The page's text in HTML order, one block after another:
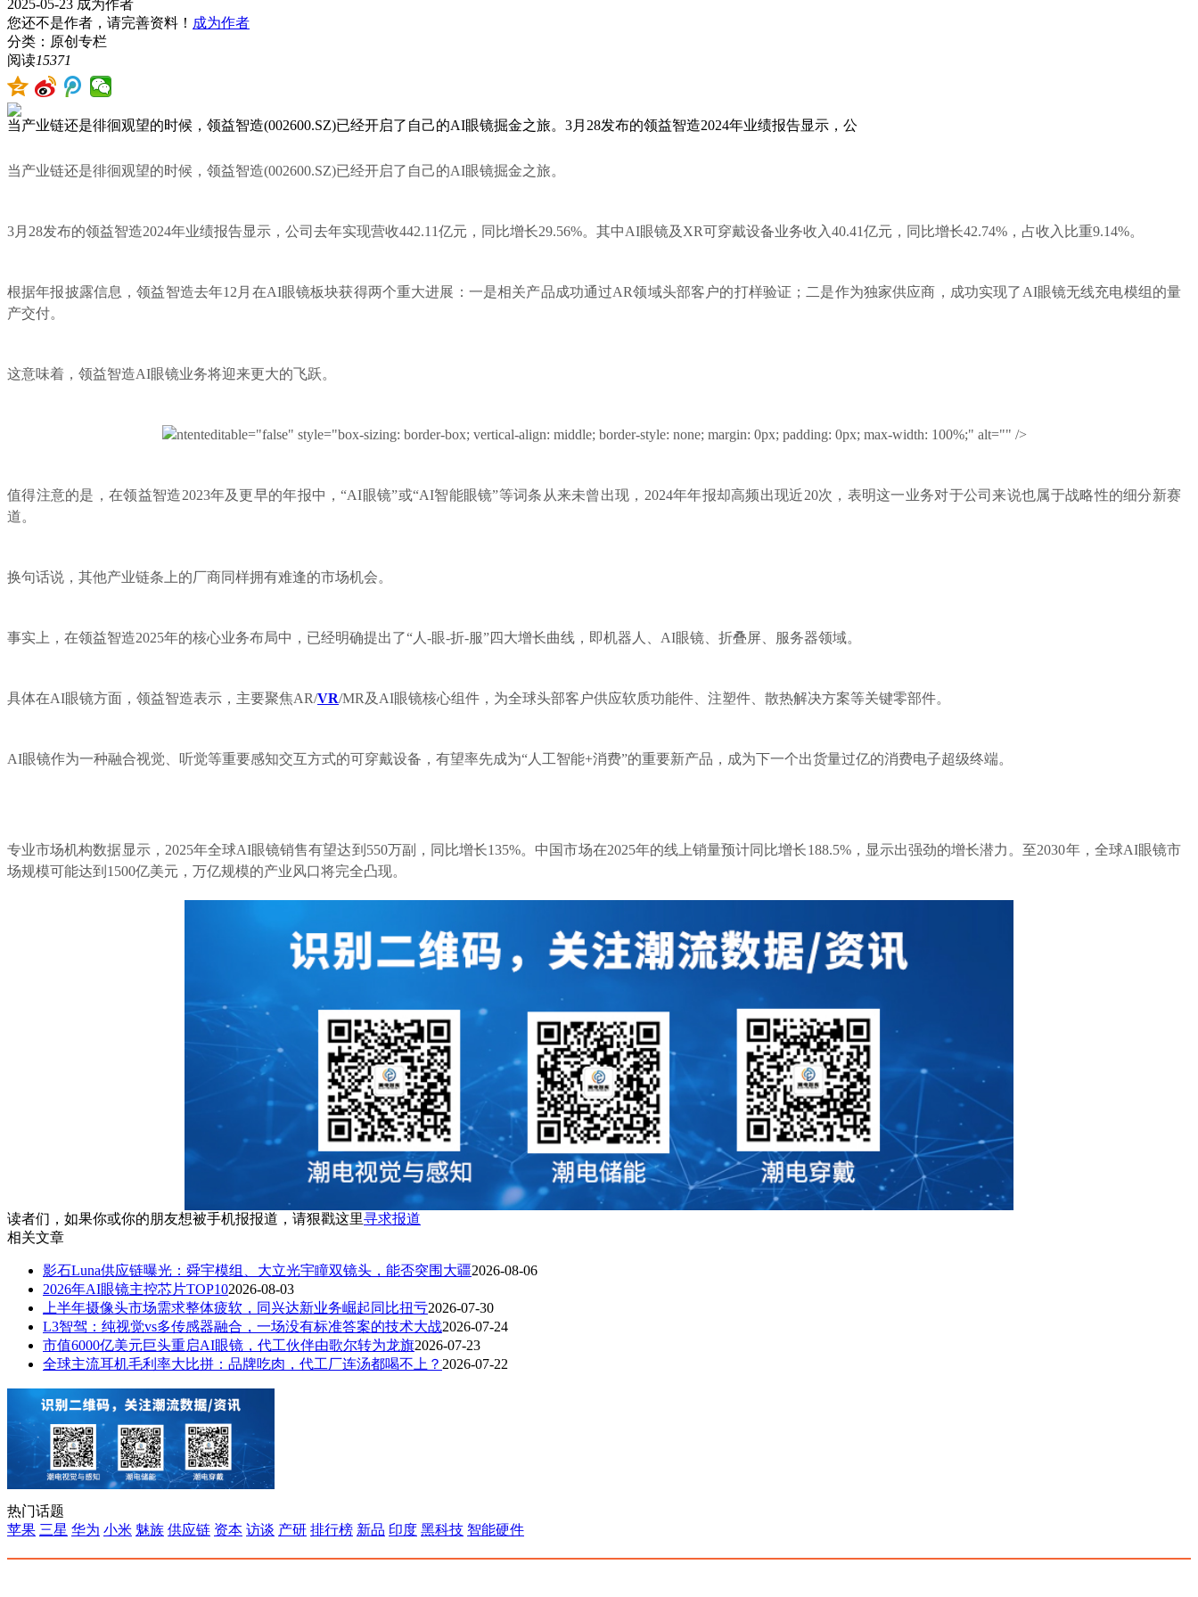
2025-05-23 成为作者
您还不是作者，请完善资料！ 成为作者
分类：原创专栏
阅读15371
当产业链还是徘徊观望的时候，领益智造(002600.SZ)已经开启了自己的AI眼镜掘金之旅。3月28发布的领益智造2024年业绩报告显示，公
当产业链还是徘徊观望的时候，领益智造(002600.SZ)已经开启了自己的AI眼镜掘金之旅。
3月28发布的领益智造2024年业绩报告显示，公司去年实现营收442.11亿元，同比增长29.56%。其中AI眼镜及XR可穿戴设备业务收入40.41亿元，同比增长42.74%，占收入比重9.14%。
根据年报披露信息，领益智造去年12月在AI眼镜板块获得两个重大进展：一是相关产品成功通过AR领域头部客户的打样验证；二是作为独家供应商，成功实现了AI眼镜无线充电模组的量
产交付。
这意味着，领益智造AI眼镜业务将迎来更大的飞跃。
ntenteditable="false" style="box-sizing: border-box; vertical-align: middle; border-style: none; margin: 0px; padding: 0px; max-width: 100%;" alt="" />
值得注意的是，在领益智造2023年及更早的年报中，“AI眼镜”或“AI智能眼镜”等词条从来未曾出现，2024年年报却高频出现近20次，表明这一业务对于公司来说也属于战略性的细分新赛
道。
换句话说，其他产业链条上的厂商同样拥有难逢的市场机会。
事实上，在领益智造2025年的核心业务布局中，已经明确提出了“人-眼-折-服”四大增长曲线，即机器人、AI眼镜、折叠屏、服务器领域。
具体在AI眼镜方面，领益智造表示，主要聚焦AR/VR/MR及AI眼镜核心组件，为全球头部客户供应软质功能件、注塑件、散热解决方案等关键零部件。
AI眼镜作为一种融合视觉、听觉等重要感知交互方式的可穿戴设备，有望率先成为“人工智能+消费”的重要新产品，成为下一个出货量过亿的消费电子超级终端。
专业市场机构数据显示， 2025年全球AI眼镜销售有望达到550万副，同比增长135%‌。中国市场在2025年的线上销量预计同比增长188.5%，显示出强劲的增长潜力。至‌2030年，全球AI眼镜市
场规模可能达到1500亿美元，万亿规模的产业风口将完全凸现。‌
读者们，如果你或你的朋友想被手机报报道，请狠戳这里寻求报道
相关文章
影石Luna供应链曝光：舜宇模组、大立光宇瞳双镜头，能否突围大疆2026-08-06
2026年AI眼镜主控芯片TOP102026-08-03
上半年摄像头市场需求整体疲软，同兴达新业务崛起同比扭亏2026-07-30
L3智驾：纯视觉vs多传感器融合，一场没有标准答案的技术大战2026-07-24
市值6000亿美元巨头重启AI眼镜，代工伙伴由歌尔转为龙旗2026-07-23
全球主流耳机毛利率大比拼：品牌吃肉，代工厂连汤都喝不上？ 2026-07-22
热门话题
苹果 三星 华为 小米 魅族 供应链 资本 访谈 产研 排行榜 新品 印度 黑科技 智能硬件